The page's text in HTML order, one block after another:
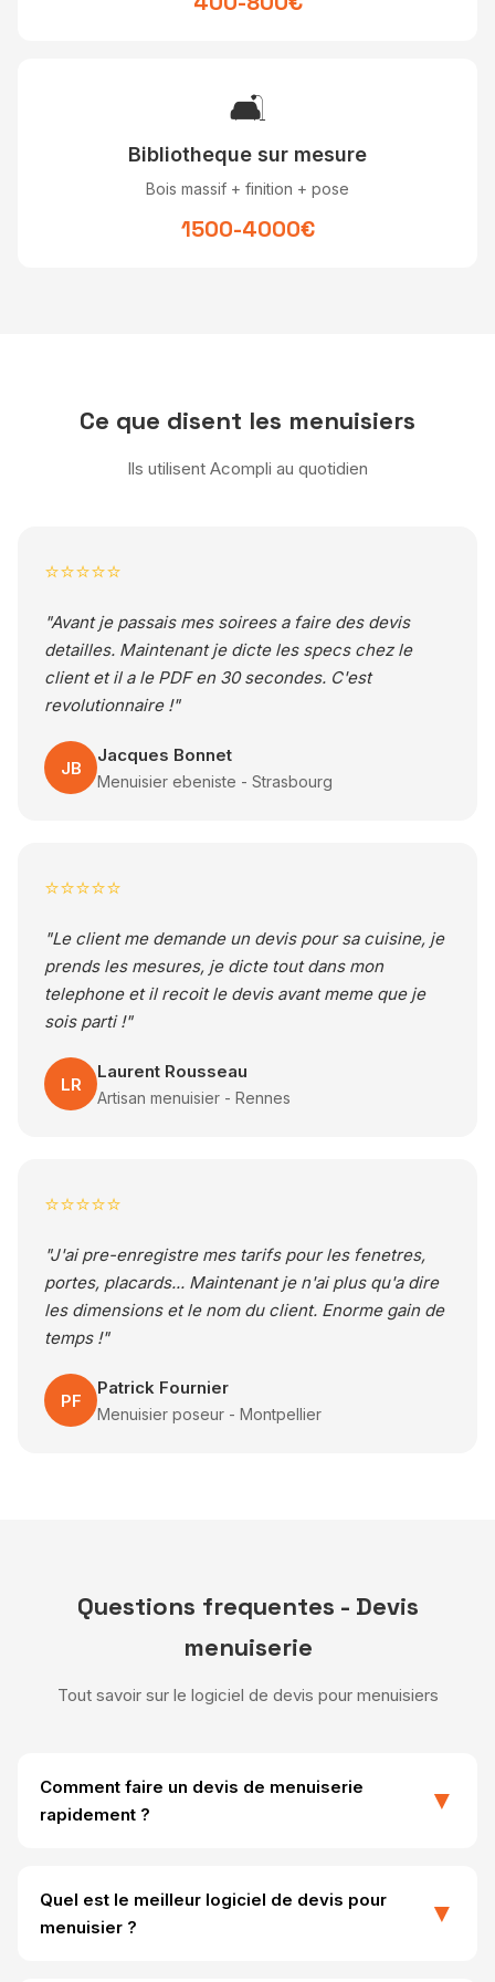
🛋
Bibliotheque sur mesure
Bois massif + finition + pose
1500-4000€
Ce que disent les menuisiers
Ils utilisent Acompli au quotidien
⭐⭐⭐⭐⭐
"Avant je passais mes soirees a faire des devis
detailles. Maintenant je dicte les specs chez le
client et il a le PDF en 30 secondes. C'est
revolutionnaire !"
JB
Jacques Bonnet
Menuisier ebeniste - Strasbourg
⭐⭐⭐⭐⭐
"Le client me demande un devis pour sa cuisine, je
prends les mesures, je dicte tout dans mon
telephone et il recoit le devis avant meme que je
sois parti !"
LR
Laurent Rousseau
Artisan menuisier - Rennes
⭐⭐⭐⭐⭐
"J'ai pre-enregistre mes tarifs pour les fenetres,
portes, placards... Maintenant je n'ai plus qu'a dire
les dimensions et le nom du client. Enorme gain de
temps !"
PF
Patrick Fournier
Menuisier poseur - Montpellier
Questions frequentes - Devis
menuiserie
Tout savoir sur le logiciel de devis pour menuisiers
Comment faire un devis de menuiserie
rapidement ?
▼
secondes par commande vocale. Dites simplement
"Devis pose 3 fenetres PVC pour M. Dubois, 2700
Quel est le meilleur logiciel de devis pour
menuisier ?
▼